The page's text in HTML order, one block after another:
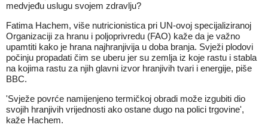
medvjeđu uslugu svojem zdravlju?
Fatima Hachem, više nutricionistica pri UN-ovoj specijaliziranoj
Organizaciji za hranu i poljoprivredu (FAO) kaže da je važno
upamtiti kako je hrana najhranjivija u doba branja. Svježi plodovi
počinju propadati čim se uberu jer su zemlja iz koje rastu i stabla
na kojima rastu za njih glavni izvor hranjivih tvari i energije, piše
BBC.
'Svježe povrće namijenjeno termičkoj obradi može izgubiti dio
svojih hranjivih vrijednosti ako ostane dugo na polici trgovine',
kaže Hachem.